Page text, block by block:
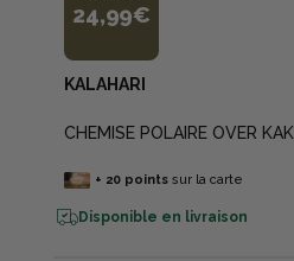
24,99€
KALAHARI
CHEMISE POLAIRE OVER KAKI
+ 20 points sur la carte
Disponible en livraison